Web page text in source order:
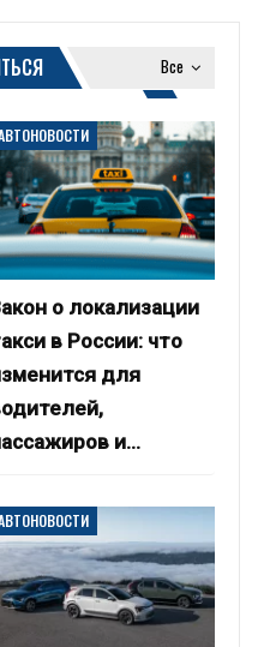
Все
о локализации
в России: что
для
и…